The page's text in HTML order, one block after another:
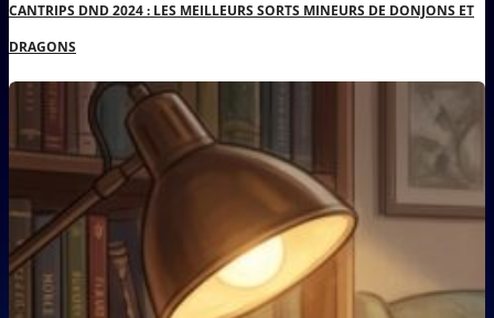
CANTRIPS DND 2024 : LES MEILLEURS SORTS MINEURS DE DONJONS ET
DRAGONS